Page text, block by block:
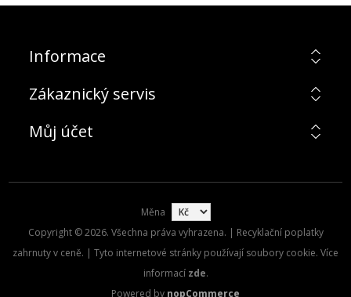
Informace
Zákaznický servis
Můj účet
Měna
Copyright © 2026. Všechna práva vyhrazena. | Recyklační poplatky
zahrnuty v ceně. | Tyto internetové stránky používají soubory cookie. Více
informací zde.
Powered by nopCommerce